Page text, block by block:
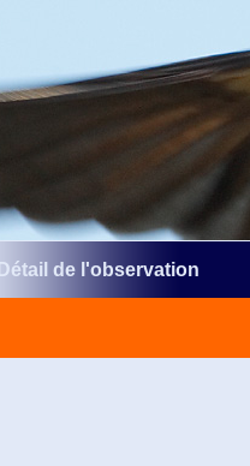
Détail de l'observation